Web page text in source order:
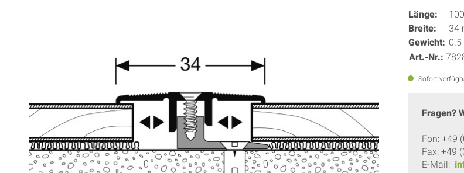
Länge:
Breite:
34
Gewicht:
Art.-Nr.:
Sofort
Fragen?
Fon: +49
Fax: +49
E-Mail: